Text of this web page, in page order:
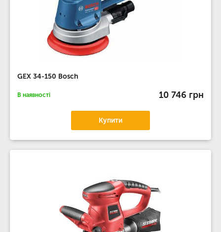
GEX 34-150 Bosch
В наявності 10 746 грн
Купити